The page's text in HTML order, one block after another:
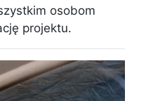
osobom
projektu.